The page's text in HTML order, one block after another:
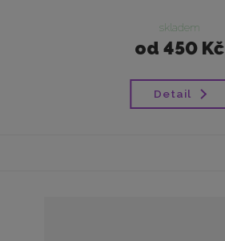
skladem
od 450 Kč
Detail